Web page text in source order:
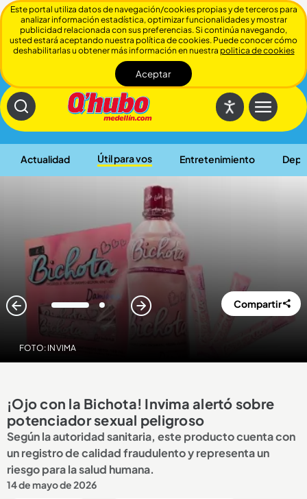
Actualidad Útil para vos Entretenimiento
Cerrar
FOTO: INVIMA
1 2 Compartir
¡Ojo con la Bichota! Invima alertó sobre
potenciador sexual peligroso
Según la autoridad sanitaria, este producto cuenta con
un registro de calidad fraudulento y representa un
riesgo para la salud humana.
14 de mayo de 2026
Este portal utiliza datos de navegación/cookies propias y de terceros para
analizar información estadística, optimizar funcionalidades y mostrar
publicidad relacionada con sus preferencias. Si continúa navegando,
usted estará aceptando nuestra política de cookies. Puede conocer cómo
deshabilitarlas u obtener más información en nuestra politica de cookies
Aceptar